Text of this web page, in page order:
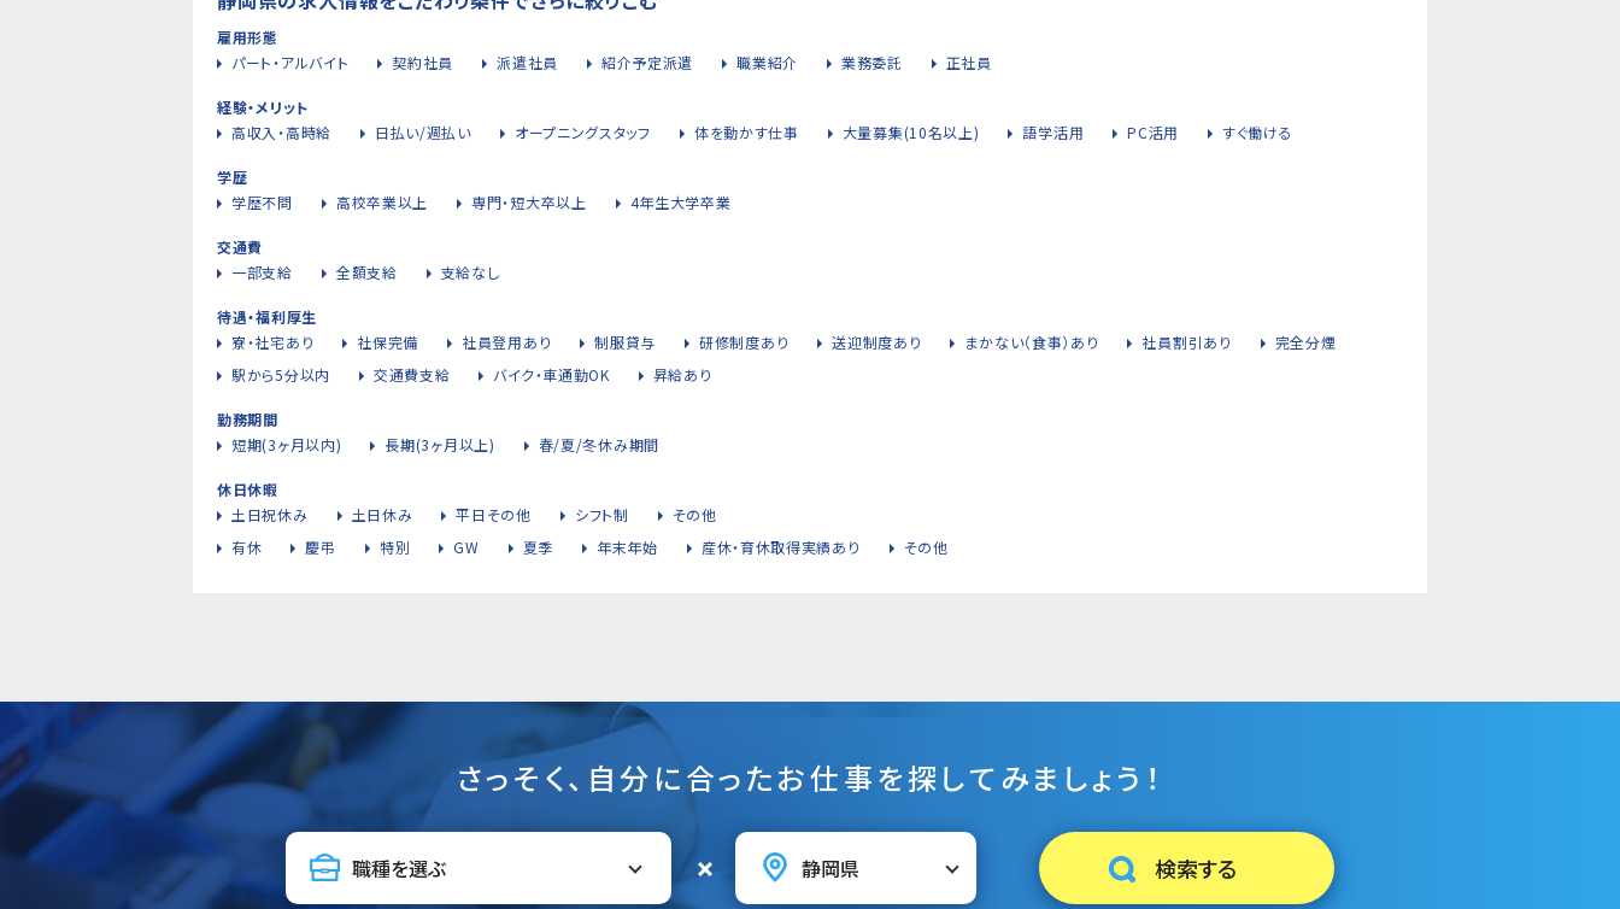
雇用形態
パート・アルバイト
契約社員 派遣社員 紹介予定派遣 職業紹介 業務委託 正社員
経験・メリット
高収入・高時給
日払い/週払い オープニングスタッフ 体を動かす仕事 大量募集(10名以上) 語学活用 PC活用 すぐ働ける
学歴
学歴不問
高校卒業以上 専門・短大卒以上 4年生大学卒業
交通費
一部支給
全額支給 支給なし
待遇・福利厚生
寮・社宅あり
社保完備 社員登用あり 制服貸与 研修制度あり 送迎制度あり まかない（食事）あり 社員割引あり
完全分煙
駅から5分以内
交通費支給 バイク・車通勤OK 昇給あり
勤務期間
短期(3ヶ月以内)
長期(3ヶ月以上) 春/夏/冬休み期間
休日休暇
土日祝休み
土日休み 平日その他 シフト制
その他
有休
慶弔 特別 GW 夏季 年末年始 産休・育休取得実績あり その他
さっそく、自分に合ったお仕事を探してみましょう！